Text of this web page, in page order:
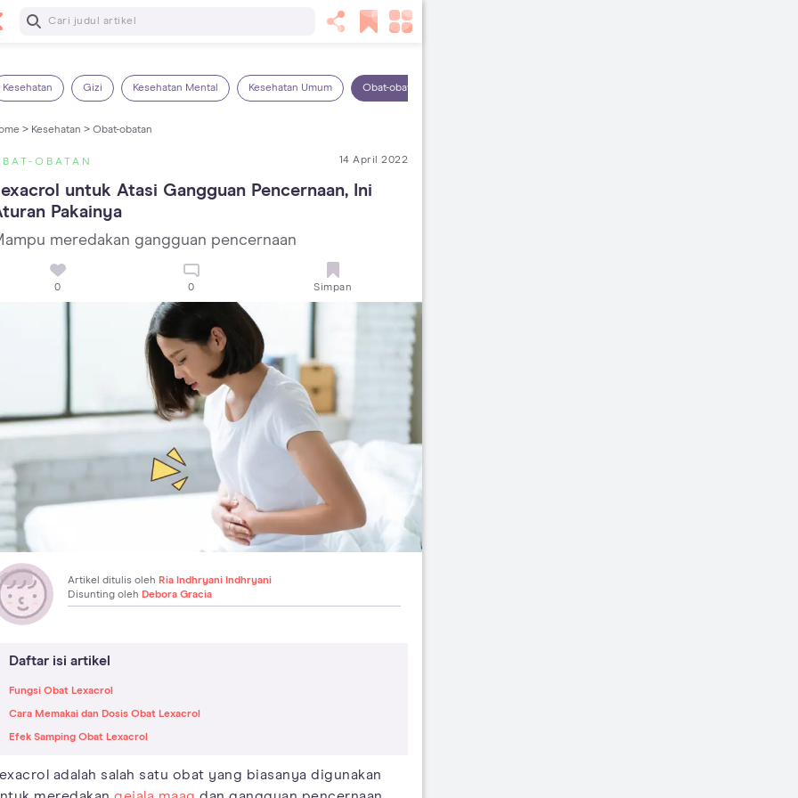
Baca Selanjutnya
Kesehatan Gizi Kesehatan Mental Kesehatan Umum Obat-obatan
> Kesehatan > Obat-obatan
OBATAN 14 April 2022
untuk Atasi Gangguan Pencernaan, Ini
Pakainya
meredakan gangguan pencernaan
0 0 Simpan
Artikel ditulis oleh Ria Indhryani Indhryani
Disunting oleh Debora Gracia
Daftar isi artikel
Fungsi Obat Lexacrol
Cara Memakai dan Dosis Obat Lexacrol
Efek Samping Obat Lexacrol
adalah salah satu obat yang biasanya digunakan